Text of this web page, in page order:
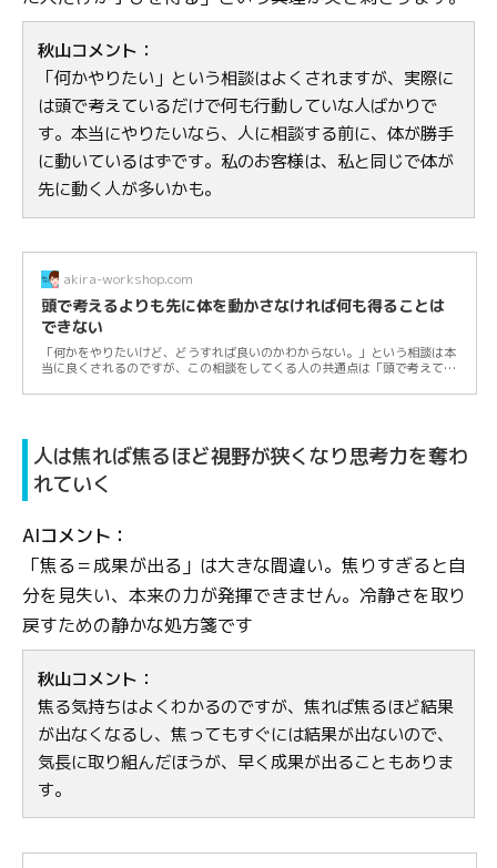
秋山コメント：
「何かやりたい」という相談はよくされますが、実際に
は頭で考えているだけで何も行動していな人ばかりで
す。本当にやりたいなら、人に相談する前に、体が勝手
に動いているはずです。私のお客様は、私と同じで体が
先に動く人が多いかも。
akira-workshop.com
頭で考えるよりも先に体を動かさなければ何も得ることは
できない
「何かをやりたいけど、どうすれば良いのかわからない。」という相談は本
当に良くされるのですが、この相談をしてくる人の共通点は「頭で考えてい
人は焦れば焦るほど視野が狭くなり思考力を奪わ
れていく
AIコメント：
「焦る＝成果が出る」は大きな間違い。焦りすぎると自
分を見失い、本来の力が発揮できません。冷静さを取り
戻すための静かな処方箋です
秋山コメント：
焦る気持ちはよくわかるのですが、焦れば焦るほど結果
が出なくなるし、焦ってもすぐには結果が出ないので、
気長に取り組んだほうが、早く成果が出ることもありま
す。